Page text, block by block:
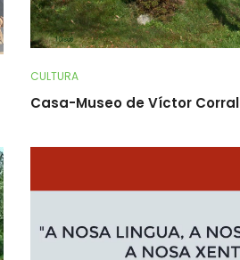
CULTURA
Casa-Museo de Víctor Corral